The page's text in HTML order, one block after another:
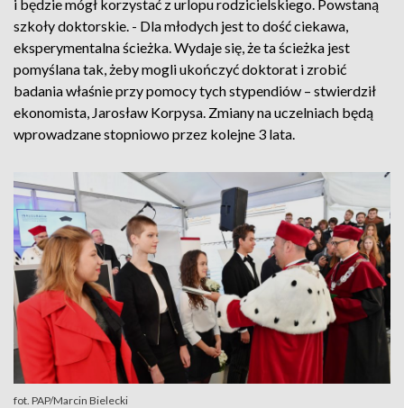
i będzie mógł korzystać z urlopu rodzicielskiego. Powstaną
szkoły doktorskie. - Dla młodych jest to dość ciekawa,
eksperymentalna ścieżka. Wydaje się, że ta ścieżka jest
pomyślana tak, żeby mogli ukończyć doktorat i zrobić
badania właśnie przy pomocy tych stypendiów – stwierdził
ekonomista, Jarosław Korpysa. Zmiany na uczelniach będą
wprowadzane stopniowo przez kolejne 3 lata.
fot. PAP/Marcin Bielecki